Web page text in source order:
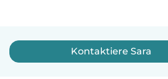
Kontaktiere Sara